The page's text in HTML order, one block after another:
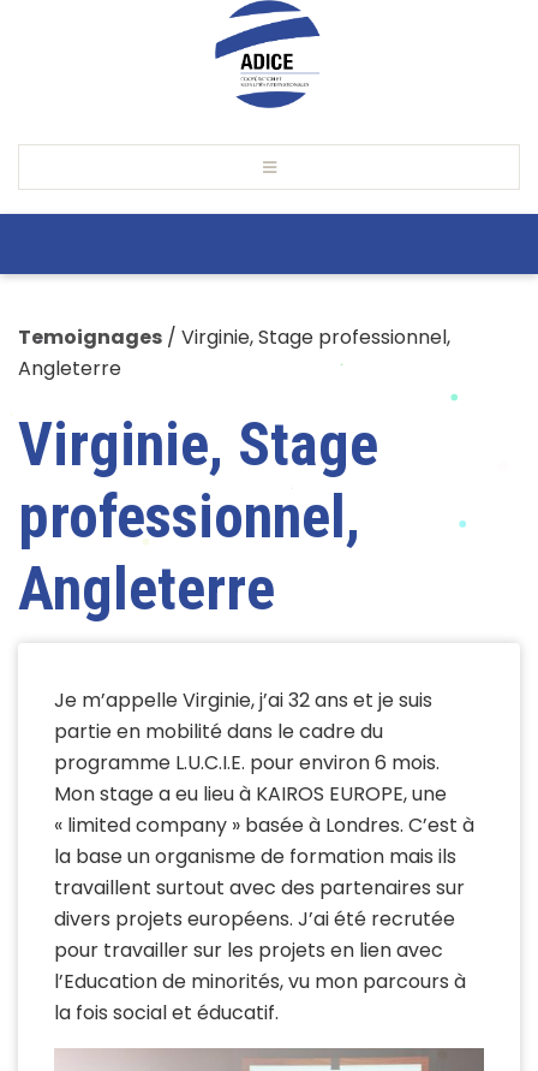
Temoignages / Virginie, Stage professionnel,
Angleterre
Virginie, Stage
professionnel,
Angleterre
Je m’appelle Virginie, j’ai 32 ans et je suis
partie en mobilité dans le cadre du
programme L.U.C.I.E. pour environ 6 mois.
Mon stage a eu lieu à KAIROS EUROPE, une
« limited company » basée à Londres. C’est à
la base un organisme de formation mais ils
travaillent surtout avec des partenaires sur
divers projets européens. J’ai été recrutée
pour travailler sur les projets en lien avec
l’Education de minorités, vu mon parcours à
la fois social et éducatif.